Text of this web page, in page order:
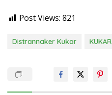
Post Views: 821
Distrannaker Kukar KUKAR